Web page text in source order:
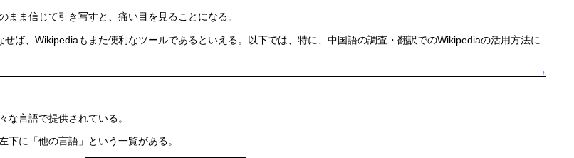
ま信じて引き写すと、痛い目を見ることになる。
ば、Wikipediaもまた便利なツールであるといえる。以下では、特に、中国語の調査・翻訳でのWikipediaの活用方法に
↑
な言語で提供されている。
下に「他の言語」という一覧がある。